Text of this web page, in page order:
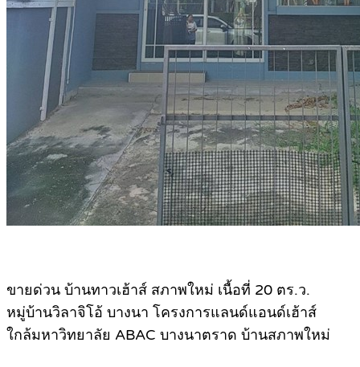
ขายด่วน บ้านทาวเฮ้าส์ สภาพใหม่ เนื้อที่ 20 ตร.ว.
หมู่บ้านวิลาจิโอ้ บางนา โครงการแลนด์แอนด์เฮ้าส์
ใกล้มหาวิทยาลัย ABAC บางนาตราด บ้านสภาพใหม่